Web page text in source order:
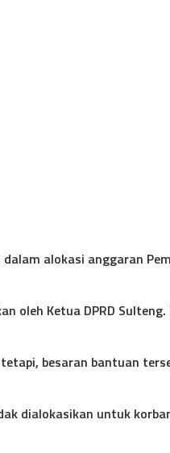
alokasi anggaran
oleh Ketua DPRD
besaran bantuan
dialokasikan untuk